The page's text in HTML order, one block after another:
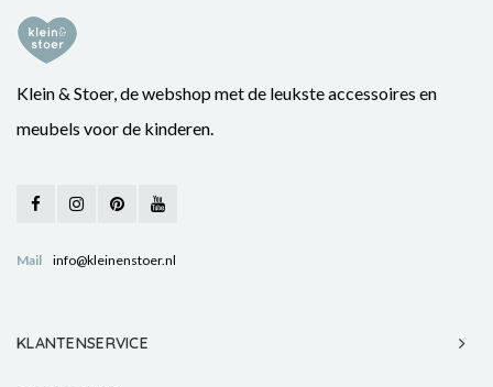
Klein & Stoer, de webshop met de leukste accessoires en
meubels voor de kinderen.
Mail info@kleinenstoer.nl
KLANTENSERVICE